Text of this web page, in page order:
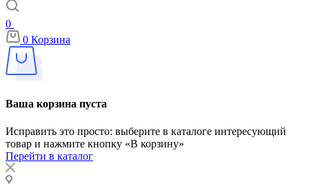
0
0 Корзина
Ваша корзина пуста
Исправить это просто: выберите в каталоге интересующий
товар и нажмите кнопку «В корзину»
Перейти в каталог